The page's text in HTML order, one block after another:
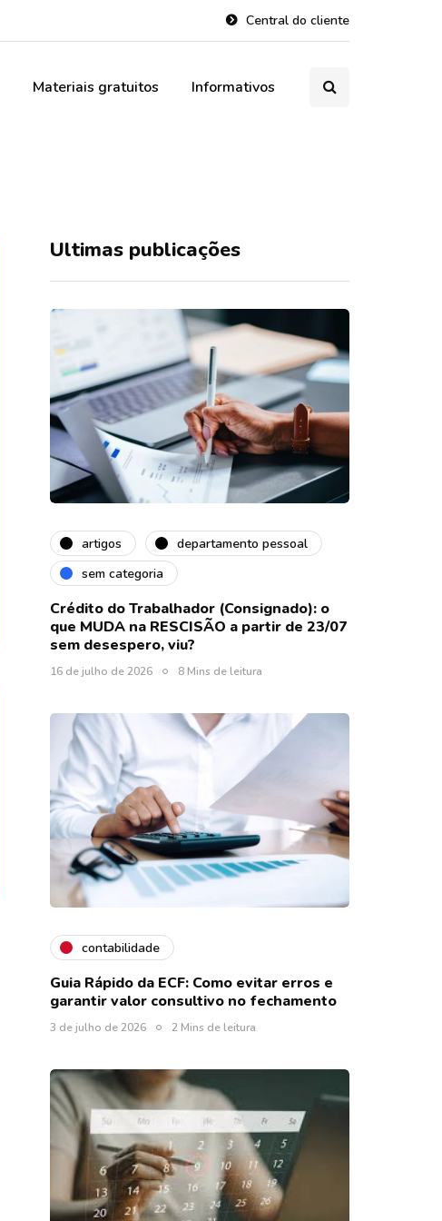
Central do cliente
Materiais gratuitos Informativos
Ultimas publicações
artigos
departamento pessoal
sem categoria
Crédito do Trabalhador (Consignado): o
que MUDA na RESCISÃO a partir de 23/07
sem desespero, viu?
16 de julho de 2026 8 Mins de leitura
contabilidade
Guia Rápido da ECF: Como evitar erros e
garantir valor consultivo no fechamento
3 de julho de 2026 2 Mins de leitura